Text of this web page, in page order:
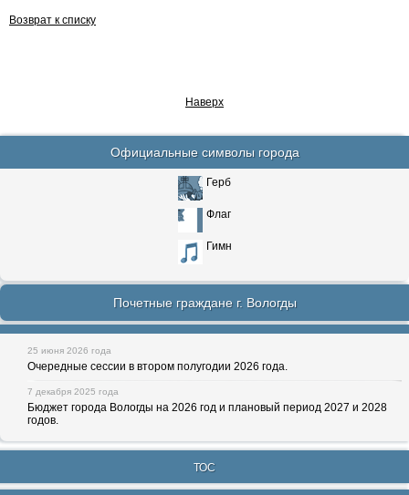
Возврат к списку
Наверх
Официальные символы города
Герб
Флаг
Гимн
Почетные граждане г. Вологды
25 июня 2026 года
Очередные сессии в втором полугодии 2026 года.
7 декабря 2025 года
Бюджет города Вологды на 2026 год и плановый период 2027 и 2028
годов.
ТОС